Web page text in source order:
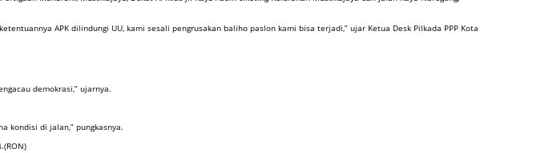
APK dilindungi UU, kami sesali pengrusakan baliho paslon kami bisa terjadi,” ujar Ketua Desk Pilkada PPP Kota
demokrasi,” ujarnya.
kondisi di jalan,” pungkasnya.